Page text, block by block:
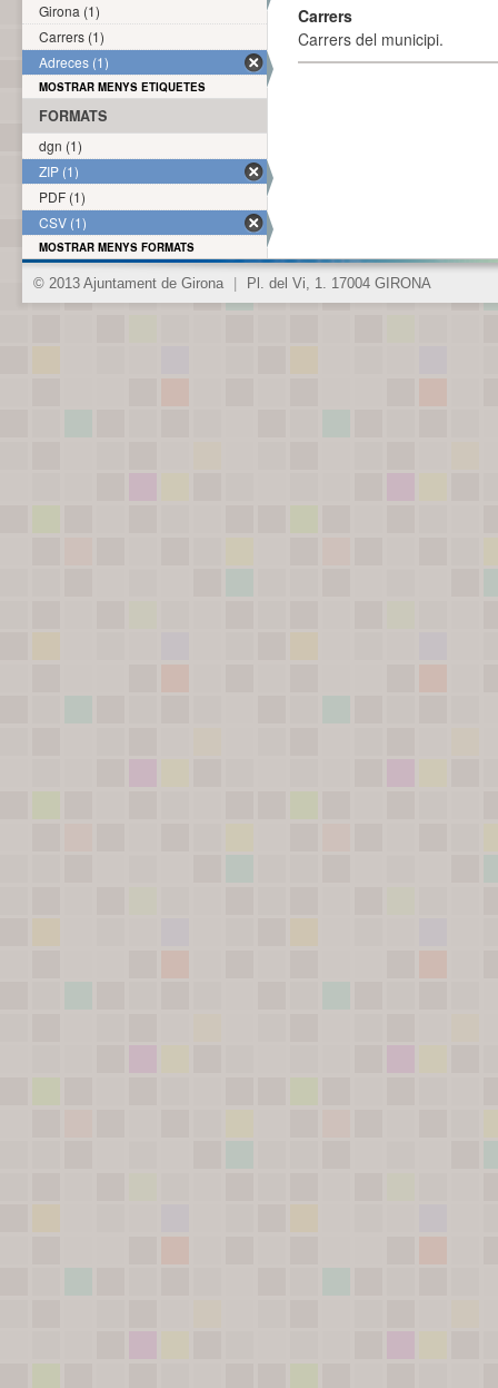
Carrers
Carrers del municipi.
Girona (1)
Carrers (1)
Adreces (1)
MOSTRAR MENYS ETIQUETES
FORMATS
dgn (1)
ZIP (1)
PDF (1)
CSV (1)
MOSTRAR MENYS FORMATS
© 2013 Ajuntament de Girona Pl. del Vi, 1. 17004 GIRONA